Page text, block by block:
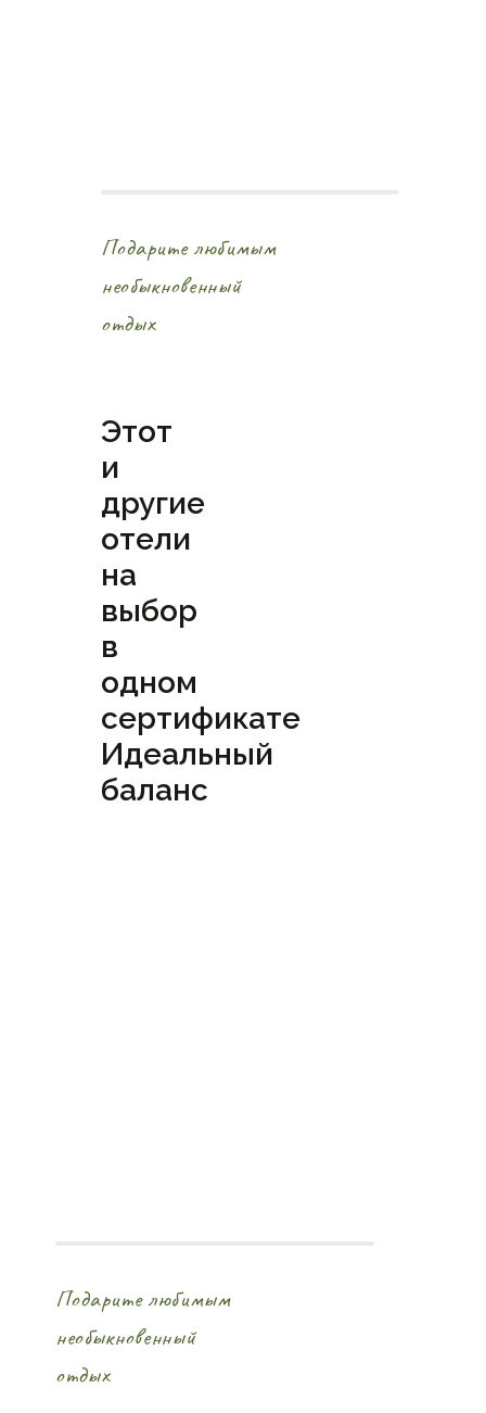
Подарите любимым
необыкновенный
отдых
Этот
и
другие
отели
на
выбор
в
одном
сертификате
Идеальный
баланс
Подарите любимым
необыкновенный
отдых